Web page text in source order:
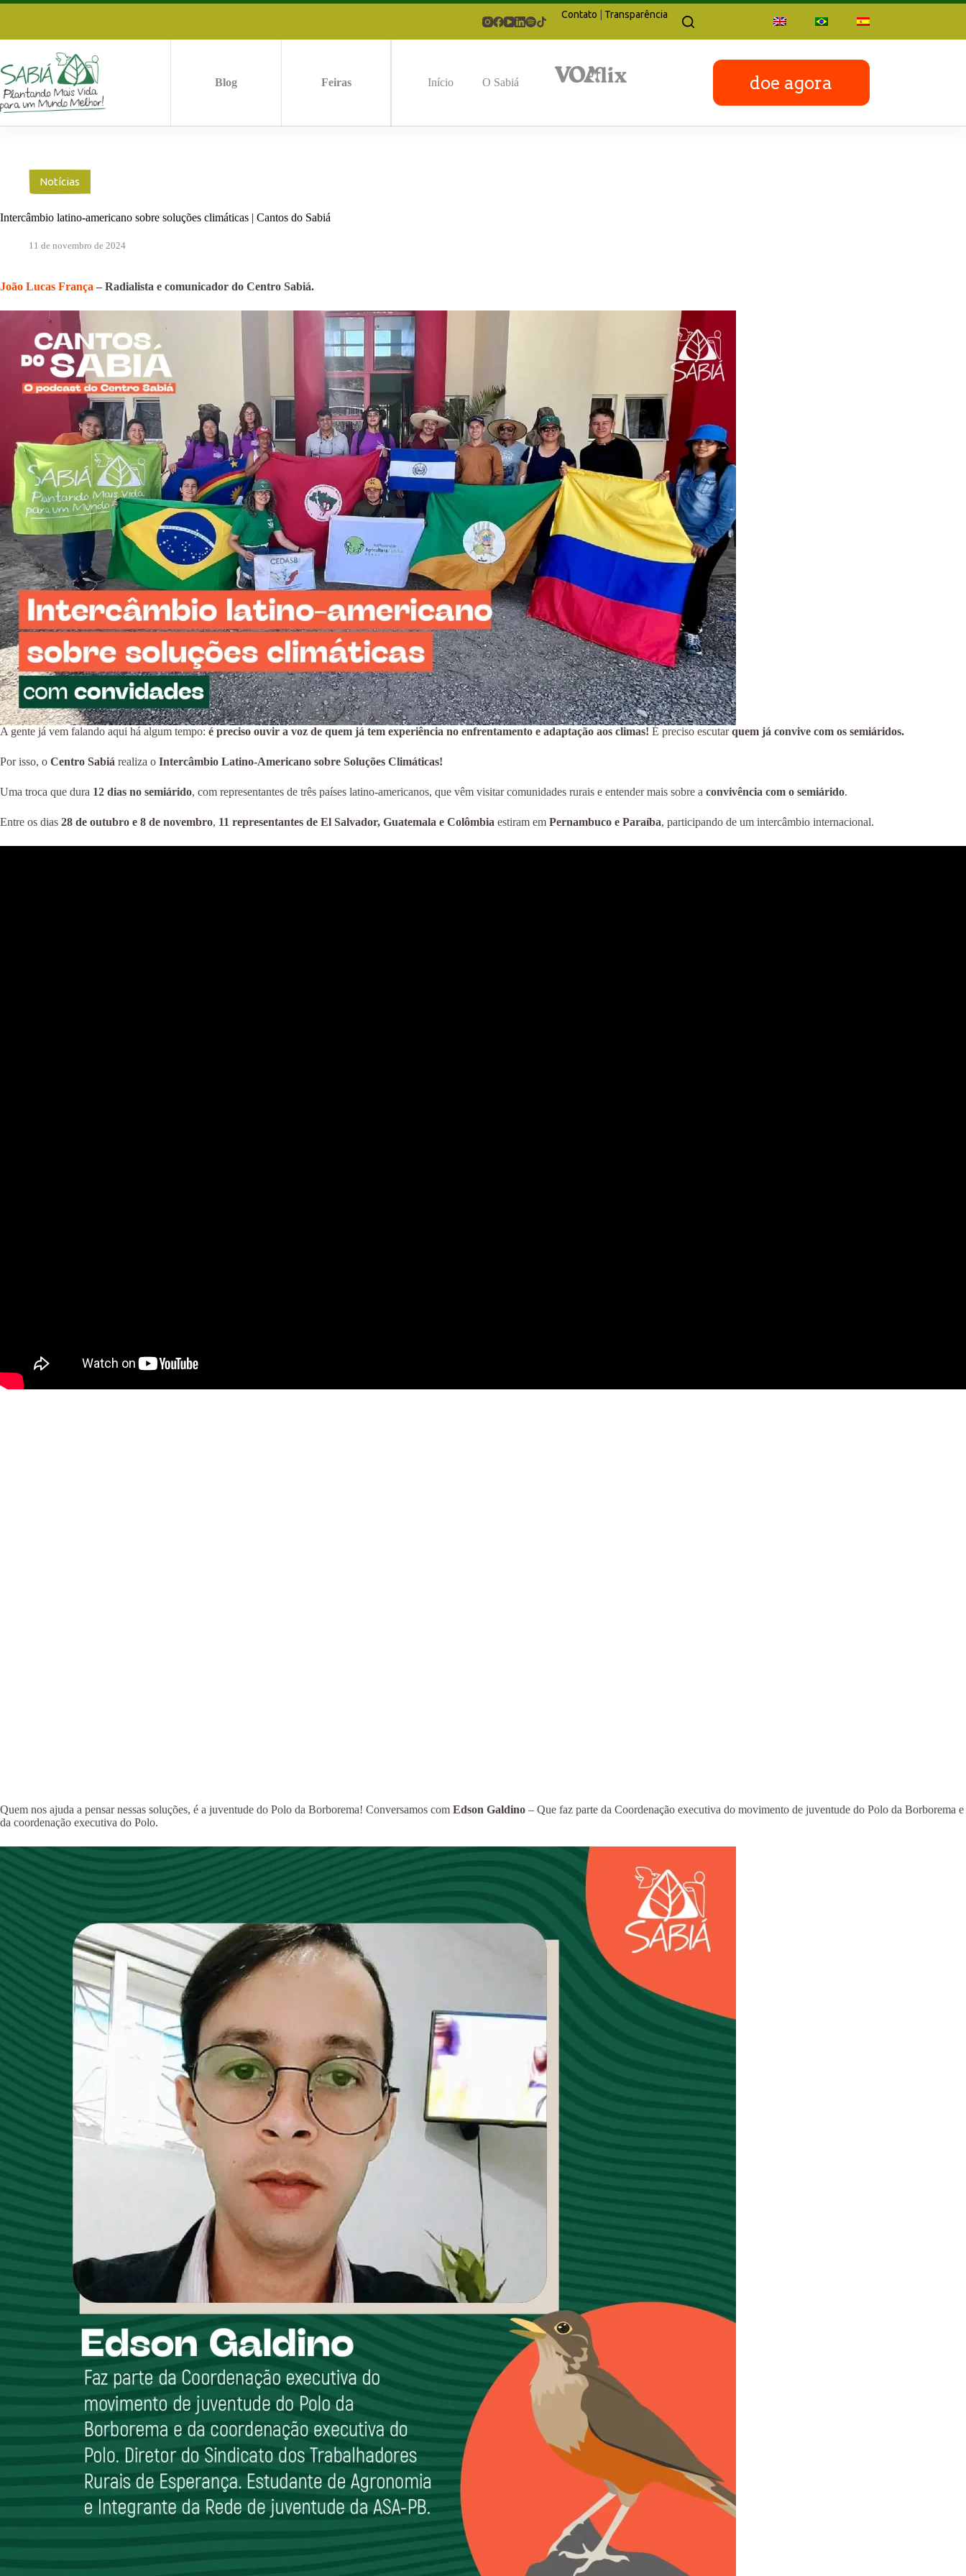
Pular
Contato | Transparência
Blog Feiras Início O Sabiá doe agora
Notícias
Intercâmbio latino-americano sobre soluções climáticas | Cantos do Sabiá
11 de novembro de 2024
João Lucas França – Radialista e comunicador do Centro Sabiá.
A gente já vem falando aqui há algum tempo: é preciso ouvir a voz de quem já tem experiência no enfrentamento e adaptação aos climas! É preciso escutarquem já convive com os semiáridos.
Por isso, o Centro Sabiá realiza o Intercâmbio Latino-Americano sobre Soluções Climáticas!
Uma troca que dura 12 dias no semiárido, com representantes de três países latino-americanos, que vêm visitar comunidades rurais e entender mais sobre a convivência com o semiárido.
Entre os dias 28 de outubro e 8 de novembro, 11 representantes de El Salvador, Guatemala e Colômbia estiram em Pernambuco e Paraíba, participando de um intercâmbio internacional.
Quem nos ajuda a pensar nessas soluções, é a juventude do Polo da Borborema! Conversamos com Edson Galdino – Que faz parte da Coordenação executiva do movimento de juventude do Polo da Borborema e
da coordenação executiva do Polo.